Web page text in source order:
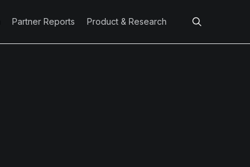
Partner Reports Product & Research